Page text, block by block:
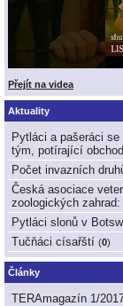
Přejít na videa
Aktuality
Pytláci a pašeráci
tým, potírající
Počet invazních
Česká asociace
zoologických
Pytláci slonů v
Tučňáci císařští (0)
Články
TERAmagazín 1/